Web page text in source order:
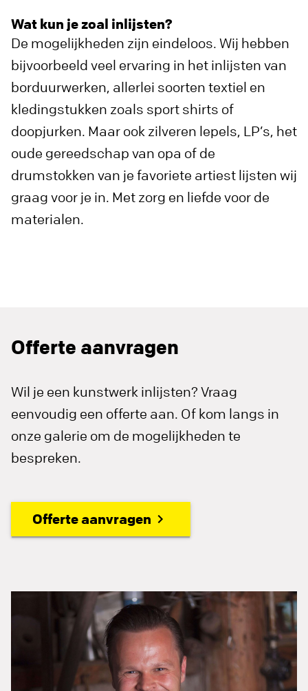
Wat kun je zoal inlijsten?
De mogelijkheden zijn eindeloos. Wij hebben
bijvoorbeeld veel ervaring in het inlijsten van
borduurwerken, allerlei soorten textiel en
kledingstukken zoals sport shirts of
doopjurken. Maar ook zilveren lepels, LP’s, het
oude gereedschap van opa of de
drumstokken van je favoriete artiest lijsten wij
graag voor je in. Met zorg en liefde voor de
materialen.
Offerte aanvragen
Wil je een kunstwerk inlijsten? Vraag
eenvoudig een offerte aan. Of kom langs in
onze galerie om de mogelijkheden te
bespreken.
Offerte aanvragen